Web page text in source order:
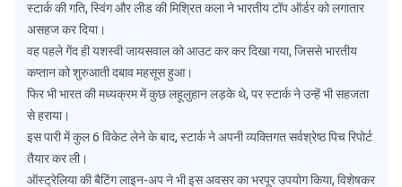
स्टार्क की गति, स्विंग और लीड की मिश्रित कला ने भारतीय टॉप ऑर्डर को लगातार
असहज कर दिया।
वह पहले गेंद ही यशस्वी जायसवाल को आउट कर कर दिखा गया, जिससे भारतीय
कप्तान को शुरुआती दबाव महसूस हुआ।
फिर भी भारत की मध्यक्रम में कुछ लहूलुहान लड़के थे, पर स्टार्क ने उन्हें भी सहजता
से हराया।
इस पारी में कुल 6 विकेट लेने के बाद, स्टार्क ने अपनी व्यक्तिगत सर्वश्रेष्ठ पिच रिपोर्ट
तैयार कर ली।
ऑस्ट्रेलिया की बैटिंग लाइन-अप ने भी इस अवसर का भरपूर उपयोग किया, विशेषकर